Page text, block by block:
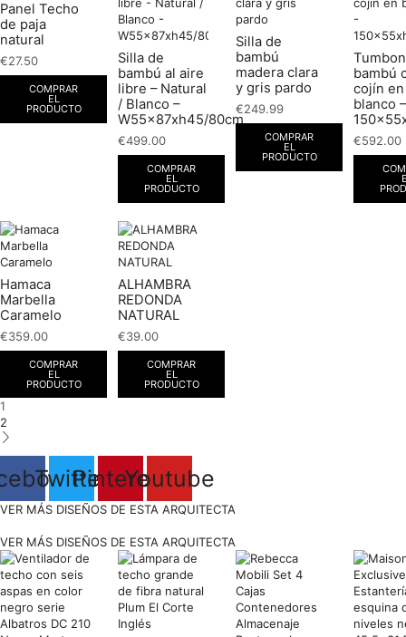
Panel Techo
de paja
natural
€27.50
COMPRAR
EL
PRODUCTO
Silla de
bambú al aire
libre – Natural
/ Blanco –
W55x87xh45/80cm
€499.00
COMPRAR
EL
PRODUCTO
Silla de
bambú
madera clara
y gris pardo
€249.99
COMPRAR
EL
PRODUCTO
bambú
cojín en
blanco –
€592.00
Hamaca
Marbella
Caramelo
€359.00
COMPRAR
EL
PRODUCTO
ALHAMBRA
REDONDA
NATURAL
€39.00
COMPRAR
EL
PRODUCTO
1
2
TwitterPinterestYoutube
VER MÁS DISEÑOS DE ESTA ARQUITECTA
VER MÁS DISEÑOS DE ESTA ARQUITECTA